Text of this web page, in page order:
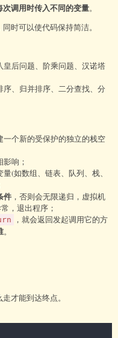
(int [] array)
{
//标志是否经过交换
array[j] = array[j +
1] = tmp;
换
调用时传入不同的变量。
时可以使代码保持简洁。
后问题、阶乘问题、汉诺塔
、归并排序、二分查找、分
个新的受保护的独立的栈空
响；
(如数组、链表、队列、栈、
件 ，否则会无限递归，虚拟机
，退出程序；
，就会返回发起调用它的方
。
才能到达终点。